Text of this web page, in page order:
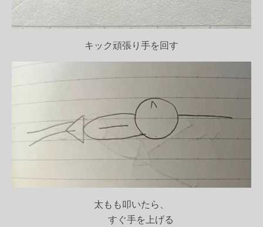
キック頑張り手を回す
太もも叩いたら、
すぐ手を上げる